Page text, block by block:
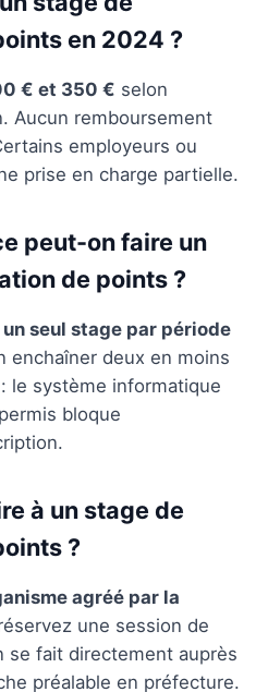
en 2024 ?
€ et 350 € selon
Aucun remboursement
employeurs ou
prise en charge partielle.
peut-on faire un
de points ?
un seul stage par période
enchaîner deux en moins
le système informatique
bloque
à un stage de
?
agréé par la
une session de
se fait directement auprès
préalable en préfecture.